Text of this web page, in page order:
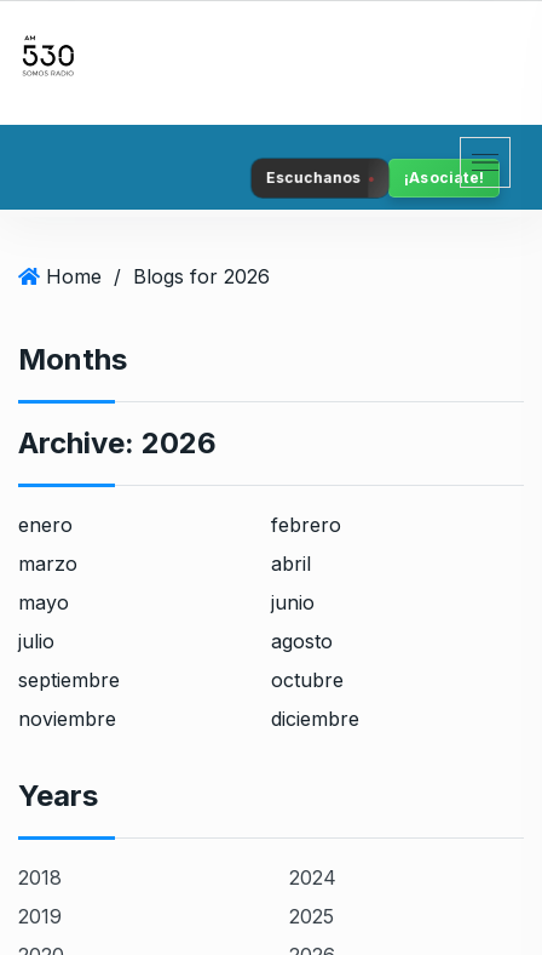
Escuchanos ¡Asociate!
Home / Blogs for 2026
Months
Archive: 2026
enero
febrero
marzo
abril
mayo
junio
julio
agosto
septiembre
octubre
noviembre
diciembre
Years
2018
2019
2024
2025